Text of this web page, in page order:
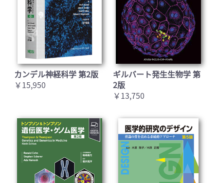
カンデル神経科学 第2版
￥15,950
ギルバート発生生物学 第
2版
￥13,750